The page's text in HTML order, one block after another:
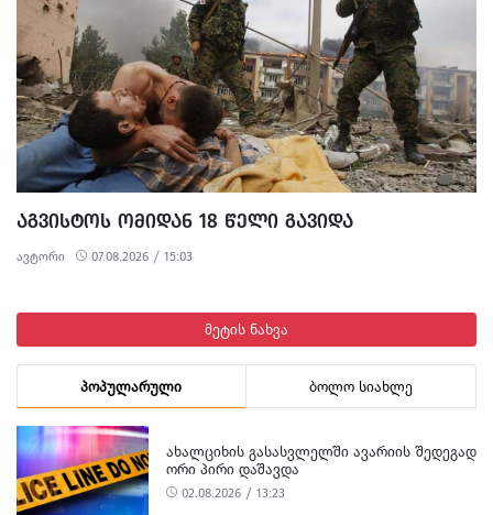
ᲐᲒᲕᲘᲡᲢᲝᲡ ᲝᲛᲘᲓᲐᲜ 18 ᲬᲔᲚᲘ ᲒᲐᲕᲘᲓᲐ
ავტორი 07.08.2026 / 15:03
მეტის ნახვა
პოპულარული ბოლო სიახლე
ᲐᲮᲐᲚᲪᲘᲮᲘᲡ ᲒᲐᲡᲐᲡᲕᲚᲔᲚᲨᲘ ᲐᲕᲐᲠᲘᲘᲡ ᲨᲔᲓᲔᲒᲐᲓ
ᲝᲠᲘ ᲞᲘᲠᲘ ᲓᲐᲨᲐᲕᲓᲐ
02.08.2026 / 13:23